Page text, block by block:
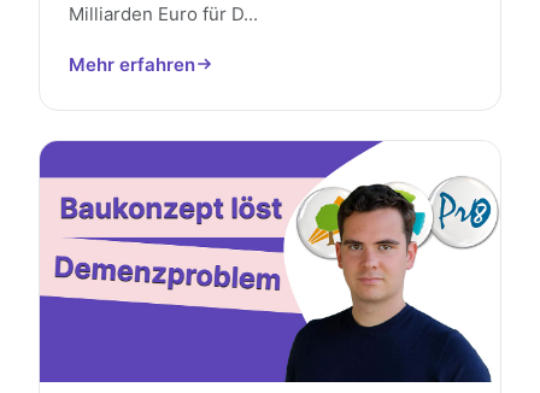
Milliarden Euro für D...
Mehr erfahren